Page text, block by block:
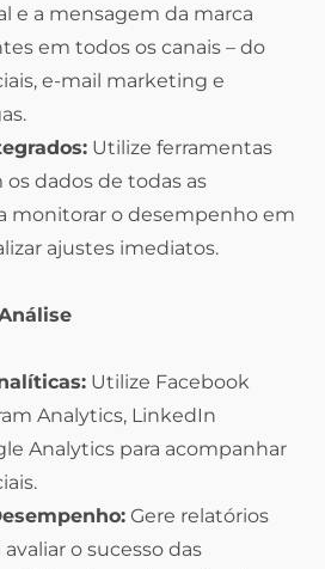
e a mensagem da marca
em todos os canais – do
e-mail marketing e
Utilize ferramentas
dados de todas as
monitorar o desempenho em
ajustes imediatos.
Utilize Facebook
Analytics, LinkedIn
Analytics para acompanhar
Gere relatórios
o sucesso das